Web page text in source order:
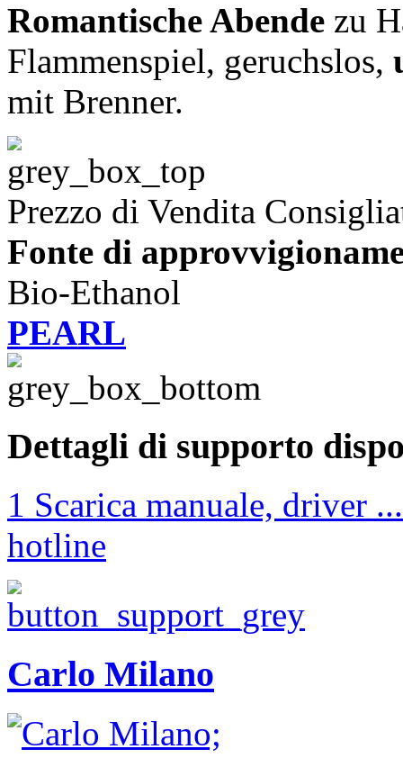
Romantische Abende zu
Flammenspiel, geruchslos,
mit Brenner.
Prezzo di Vendita
Fonte di
Bio-Ethanol
PEARL
Dettagli di supporto
1 Scarica manuale, driver ...
hotline
Carlo Milano